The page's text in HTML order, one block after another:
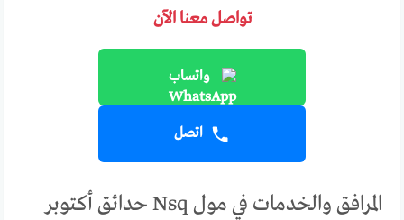
تواصل معنا الآن
واتساب
اتصل
المرافق والخدمات في مول Nsq حدائق أكتوبر